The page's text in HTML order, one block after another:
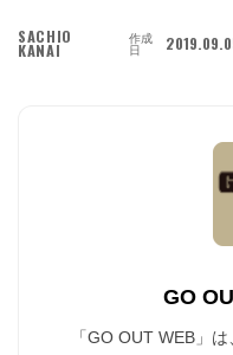
SACHIO
KANAI
作成
日
GO
「GO OUT WEB」